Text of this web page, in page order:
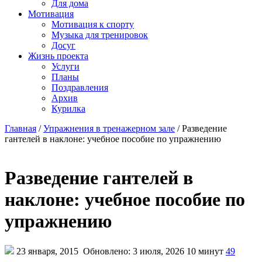
Для дома
Мотивация
Мотивация к спорту
Музыка для тренировок
Досуг
Жизнь проекта
Услуги
Планы
Поздравления
Архив
Курилка
Главная / Упражнения в тренажерном зале / Разведение
гантелей в наклоне: учебное пособие по упражнению
Разведение гантелей в
наклоне: учебное пособие по
упражнению
23 января, 2015 Обновлено: 3 июля, 2026 10 минут 49